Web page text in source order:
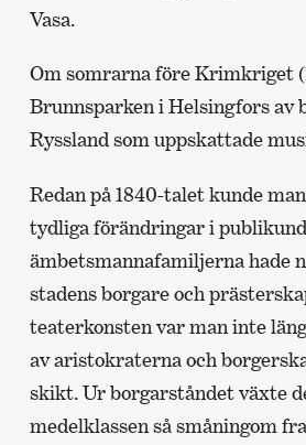
Vasa.
Om somrarna före Krimkriget
Brunnsparken i Helsingfors av
Ryssland som uppskattade
Redan på 1840-talet kunde
tydliga förändringar i
ämbetsmannafamiljerna hade
stadens borgare och
teaterkonsten var man inte
av aristokraterna och
skikt. Ur borgarståndet växte
medelklassen så småningom